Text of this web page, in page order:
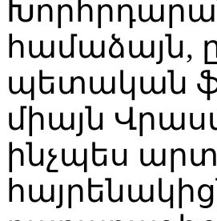
համաձայն,
պետական
միայն
ինչպես